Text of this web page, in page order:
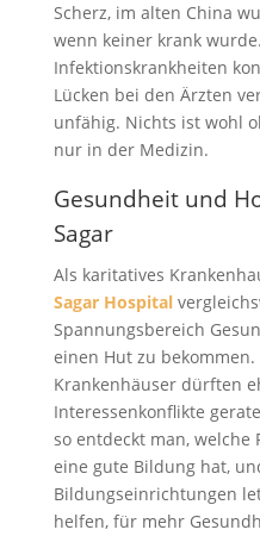
Scherz, im alten China
wenn keiner krank
Infektionskrankheiten
Lücken bei den Ärzten
unfähig. Nichts ist wohl
nur in der Medizin.
Gesundheit und
Sagar
Als karitatives
Sagar Hospital
Spannungsbereich
einen Hut zu bekommen.
Krankenhäuser dürften
Interessenkonflikte
so entdeckt man,
eine gute Bildung hat,
Bildungseinrichtungen
helfen, für mehr